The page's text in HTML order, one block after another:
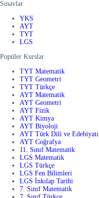
Sınavlar
YKS
AYT
TYT
LGS
Popüler Kurslar
TYT Matematik
TYT Geometri
TYT Türkçe
AYT Matematik
AYT Geometri
AYT Fizik
AYT Kimya
AYT Biyoloji
AYT Türk Dili ve Edebiyatı
AYT Coğrafya
11. Sınıf Matematik
LGS Matematik
LGS Türkçe
LGS Fen Bilimleri
LGS İnkılap Tarihi
7. Sınıf Matematik